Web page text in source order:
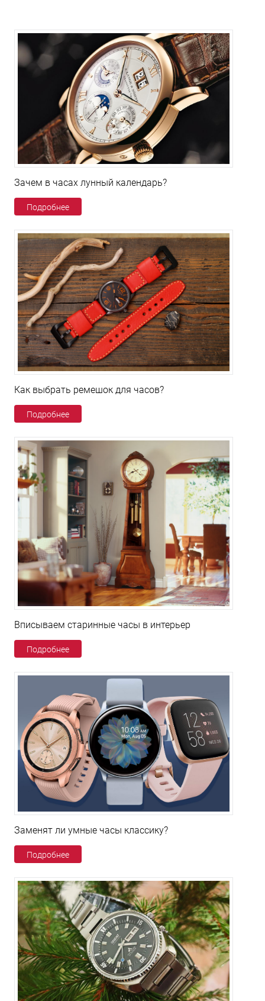
Зачем в часах лунный календарь?
Подробнее
Как выбрать ремешок для часов?
Подробнее
Вписываем старинные часы в интерьер
Подробнее
Заменят ли умные часы классику?
Подробнее